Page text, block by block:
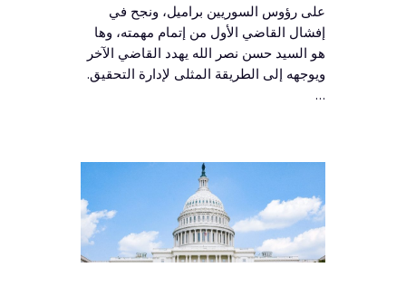
على رؤوس السوريين براميل، ونجح في
إفشال القاضي الأول من إتمام مهمته، وها
هو السيد حسن نصر الله يهدد القاضي الآخر
ويوجهه إلى الطريقة المثلى لإدارة التحقيق.
…